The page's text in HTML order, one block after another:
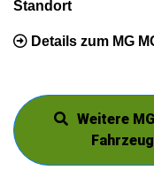
Standort
Details zum MG
Weitere